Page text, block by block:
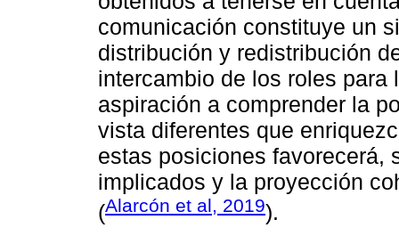
comunicación constituye un
distribución y redistribución
intercambio de los roles
aspiración a comprender la
vista diferentes que
estas posiciones favorecerá,
implicados y la proyección
(Alarcón et al, 2019).